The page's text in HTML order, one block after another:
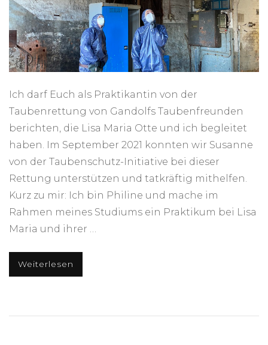
Ich darf Euch als Praktikantin von der
Taubenrettung von Gandolfs Taubenfreunden
berichten, die Lisa Maria Otte und ich begleitet
haben. Im September 2021 konnten wir Susanne
von der Taubenschutz-Initiative bei dieser
Rettung unterstützen und tatkräftig mithelfen.
Kurz zu mir: Ich bin Philine und mache im
Rahmen meines Studiums ein Praktikum bei Lisa
Maria und ihrer …
Weiterlesen